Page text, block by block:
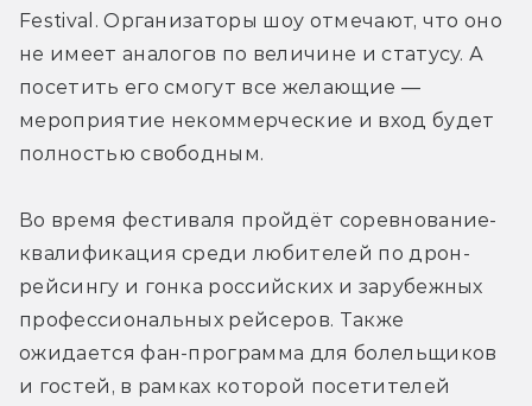
Festival. Организаторы шоу отмечают, что оно
не имеет аналогов по величине и статусу. А
посетить его смогут все желающие —
мероприятие некоммерческие и вход будет
полностью свободным.
Во время фестиваля пройдёт соревнование-
квалификация среди любителей по дрон-
рейсингу и гонка российских и зарубежных
профессиональных рейсеров. Также
ожидается фан-программа для болельщиков
и гостей, в рамках которой посетителей